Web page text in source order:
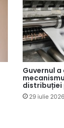
Guvernul
distribuției
29 iulie 2026